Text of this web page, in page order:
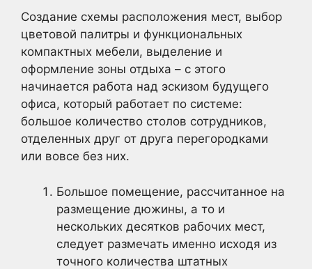
Создание схемы расположения мест, выбор
цветовой палитры и функциональных
компактных мебели, выделение и
оформление зоны отдыха – с этого
начинается работа над эскизом будущего
офиса, который работает по системе:
большое количество столов сотрудников,
отделенных друг от друга перегородками
или вовсе без них.
Большое помещение, рассчитанное на
размещение дюжины, а то и
нескольких десятков рабочих мест,
следует размечать именно исходя из
точного количества штатных